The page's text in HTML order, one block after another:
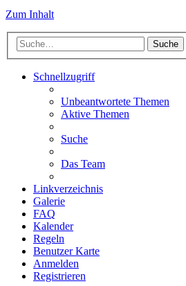
Zum Inhalt
Suche
Schnellzugriff
Unbeantwortete Themen
Aktive Themen
Suche
Das Team
Linkverzeichnis
Galerie
FAQ
Kalender
Regeln
Benutzer Karte
Anmelden
Registrieren